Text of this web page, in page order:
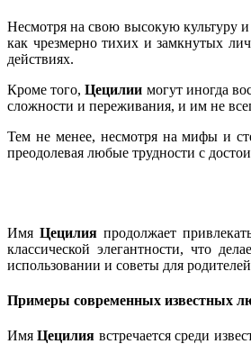
Несмотря на свою высокую культуру
как чрезмерно тихих и замкнутых
действиях.
Кроме того,Цецилии могут иногда
сложности и переживания, и им не
Тем не менее, несмотря на мифы и
преодолевая любые трудности с
Имя Цецилия продолжает
классической элегантности, что
использовании и советы для
Примеры современных известных
ИмяЦецилия встречается среди